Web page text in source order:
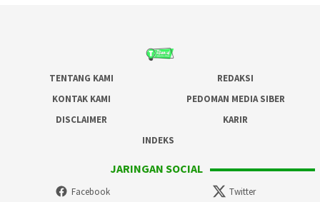
TENTANG KAMI
REDAKSI
KONTAK KAMI
PEDOMAN MEDIA SIBER
DISCLAIMER
KARIR
INDEKS
JARINGAN SOCIAL
Facebook Twitter